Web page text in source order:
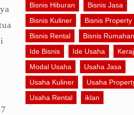
Bisnis Hiburan
Bisnis Jasa
Bisnis Kuliner
Bisnis Property
Bisnis Rental
Bisnis Rumahan
Ide Bisnis
Ide Usaha
Modal Usaha
Usaha Jasa
Usaha Kuliner
Usaha
Usaha Rental
iklan